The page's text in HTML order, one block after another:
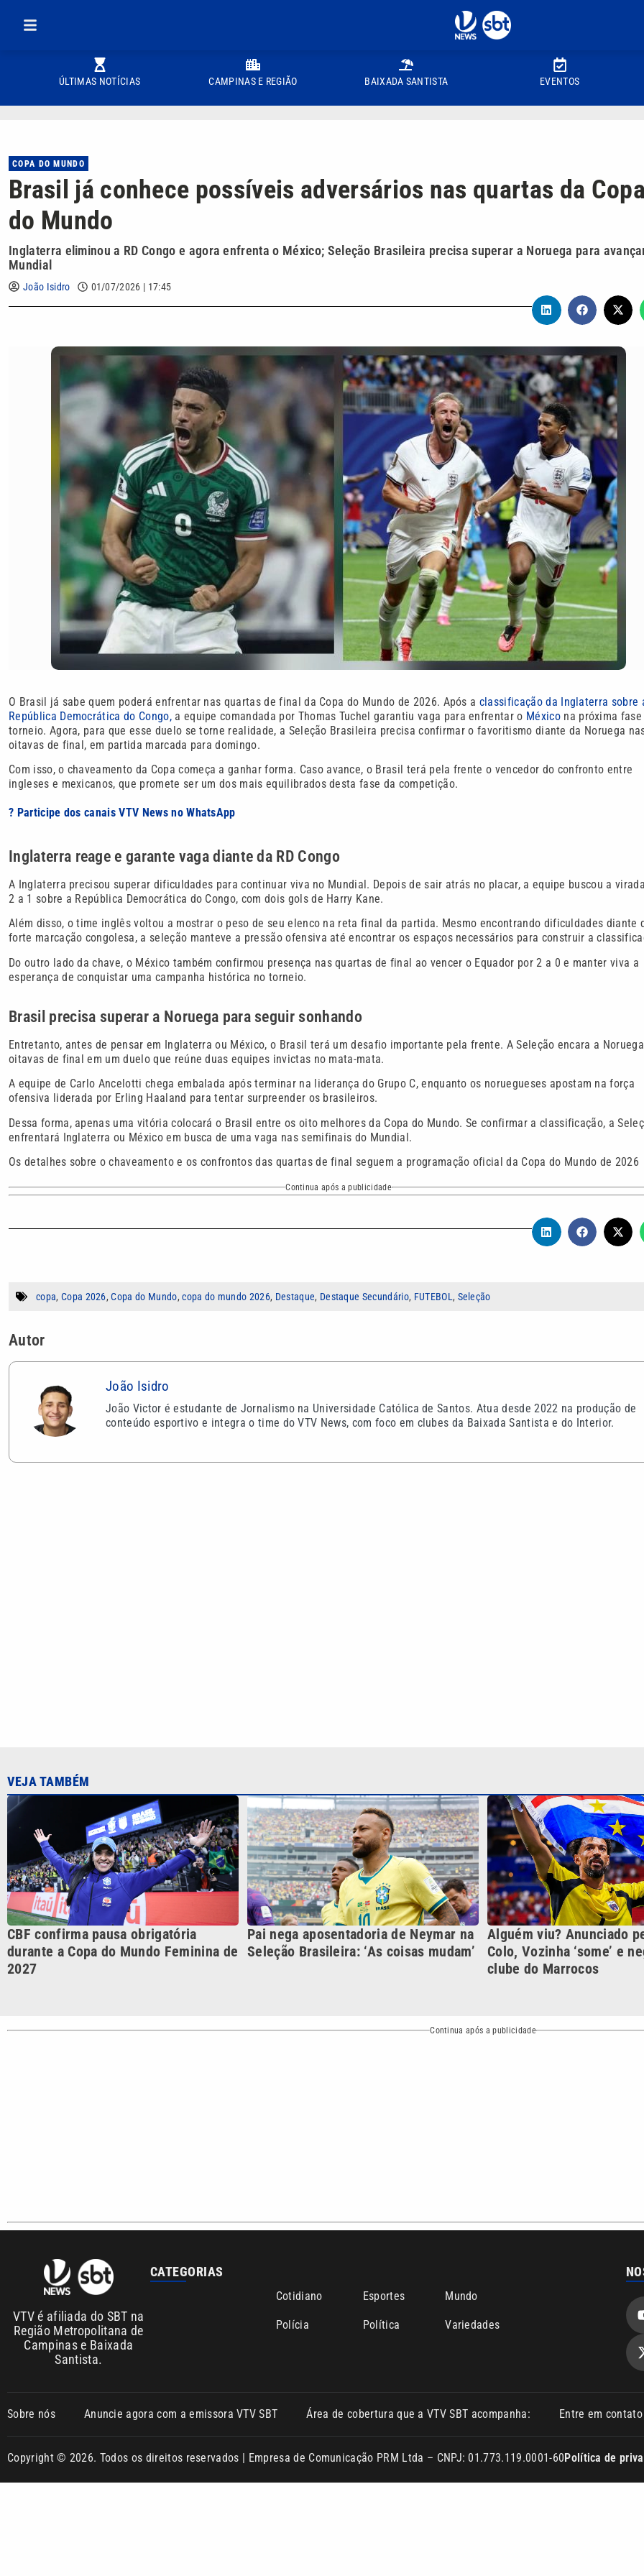
ÚLTIMAS NOTÍCIAS CAMPINAS E REGIÃO BAIXADA SANTISTA EVENTOS
COPA DO MUNDO
Brasil já conhece possíveis adversários nas quartas da Copa
do Mundo
Inglaterra eliminou a RD Congo e agora enfrenta o México; Seleção Brasileira precisa superar a Noruega para
Mundial
João Isidro 01/07/2026 | 17:45
O Brasil já sabe quem poderá enfrentar nas quartas de final da Copa do Mundo de 2026. Após a classificação da Inglaterra sobre
República Democrática do Congo,a equipe comandada por Thomas Tuchel garantiu vaga para enfrentar o Méxicona próxima fase
torneio. Agora, para que esse duelo se torne realidade, a Seleção Brasileira precisa confirmar o favoritismo diante da Noruega
oitavas de final, em partida marcada para domingo.
Com isso, o chaveamento da Copa começa a ganhar forma. Caso avance, o Brasil terá pela frente o vencedor do confronto entre
ingleses e mexicanos, que promete ser um dos mais equilibrados desta fase da competição.
? Participe dos canais VTV News no WhatsApp
Inglaterra reage e garante vaga diante da RD Congo
A Inglaterra precisou superar dificuldades para continuar viva no Mundial. Depois de sair atrás no placar, a equipe buscou a
2 a 1 sobre a República Democrática do Congo, com dois gols de Harry Kane.
Além disso, o time inglês voltou a mostrar o peso de seu elenco na reta final da partida. Mesmo encontrando dificuldades diante
forte marcação congolesa, a seleção manteve a pressão ofensiva até encontrar os espaços necessários para construir a
Do outro lado da chave, o México também confirmou presença nas quartas de final ao vencer o Equador por 2 a 0 e manter viva a
esperança de conquistar uma campanha histórica no torneio.
Brasil precisa superar a Noruega para seguir sonhando
Entretanto, antes de pensar em Inglaterra ou México, o Brasil terá um desafio importante pela frente. A Seleção encara a
oitavas de final em um duelo que reúne duas equipes invictas no mata-mata.
A equipe de Carlo Ancelotti chega embalada após terminar na liderança do Grupo C, enquanto os noruegueses apostam na força
ofensiva liderada por Erling Haaland para tentar surpreender os brasileiros.
Dessa forma, apenas uma vitória colocará o Brasil entre os oito melhores da Copa do Mundo. Se confirmar a classificação, a
enfrentará Inglaterra ou México em busca de uma vaga nas semifinais do Mundial.
Os detalhes sobre o chaveamento e os confrontos das quartas de final seguem a programação oficial da Copa do Mundo de 2026
Continua após a publicidade
copa, Copa 2026,Copa do Mundo,copa do mundo 2026, Destaque, Destaque Secundário, FUTEBOL , Seleção
Autor
João Isidro
João Victor é estudante de Jornalismo na Universidade Católica de Santos. Atua desde 2022 na produção de
conteúdo esportivo e integra o time do VTV News, com foco em clubes da Baixada Santista e do Interior.
durante a Copa do Mundo Feminina de
2027
Continua após a publicidade
VTV é afiliada do SBT na
Região Metropolitana de
Cotidiano Esportes Mundo
Variedades